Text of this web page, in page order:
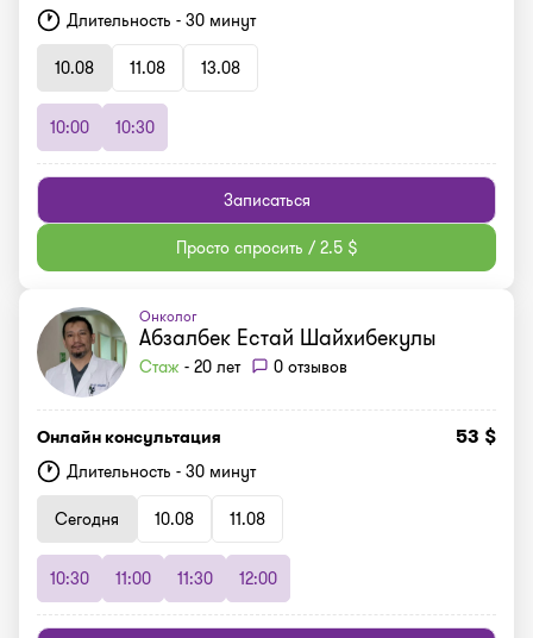
Длительность - 30 минут
10.08
11.08 13.08
10:00 10:30
Записаться
Просто спросить / 2.5 $
Онколог
Абзалбек Естай Шайхибекулы
Стаж - 20 лет 0 отзывов
Онлайн консультация 53 $
Длительность - 30 минут
Сегодня
10.08 11.08
10:30 11:00 11:30 12:00